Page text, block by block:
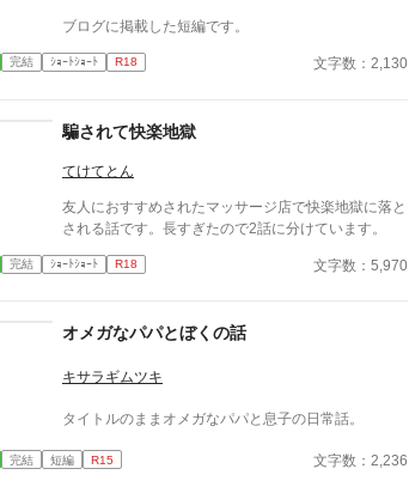
ブログに掲載した短編です。
完結 ｼｮｰﾄｼｮｰﾄ R18 文字数：2,130
騙されて快楽地獄
てけてとん
友人におすすめされたマッサージ店で快楽地獄に落と
される話です。長すぎたので2話に分けています。
完結 ｼｮｰﾄｼｮｰﾄ R18 文字数：5,970
オメガなパパとぼくの話
キサラギムツキ
タイトルのままオメガなパパと息子の日常話。
完結 短編 R15 文字数：2,236